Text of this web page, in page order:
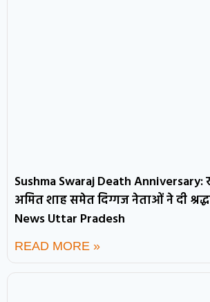
Sushma Swaraj Death Anniversary:
अमित शाह समेत दिग्गज नेताओं ने दी
News Uttar Pradesh
READ MORE »